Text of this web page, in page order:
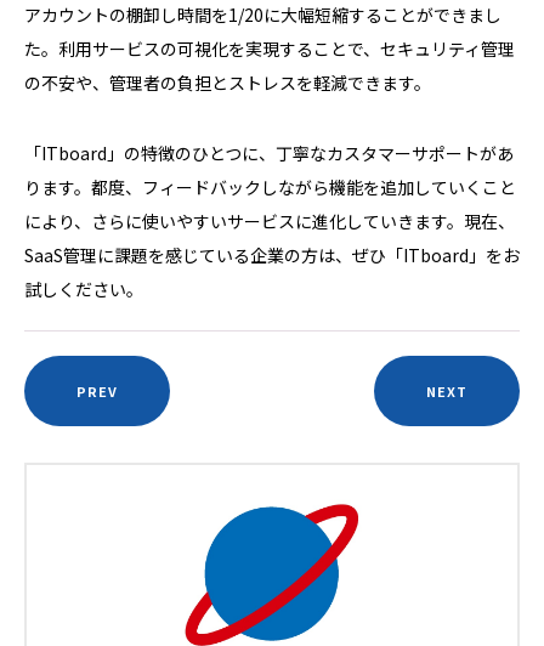
アカウントの棚卸し時間を1/20に大幅短縮することができまし
た。利用サービスの可視化を実現することで、セキュリティ管理
の不安や、管理者の負担とストレスを軽減できます。
「ITboard」の特徴のひとつに、丁寧なカスタマーサポートがあ
ります。都度、フィードバックしながら機能を追加していくこと
により、さらに使いやすいサービスに進化していきます。現在、
SaaS管理に課題を感じている企業の方は、ぜひ「ITboard」をお
試しください。
PREV NEXT